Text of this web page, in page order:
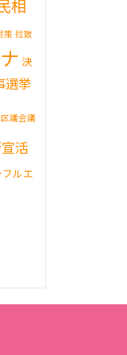
相
策 拉致
決
選挙
議会議
活
フルエ